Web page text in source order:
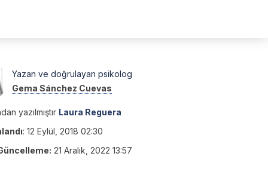
Yazan ve doğrulayan psikolog
Gema Sánchez Cuevas
yazılmıştır Laura Reguera
: 12 Eylül, 2018 02:30
21 Aralık, 2022 13:57